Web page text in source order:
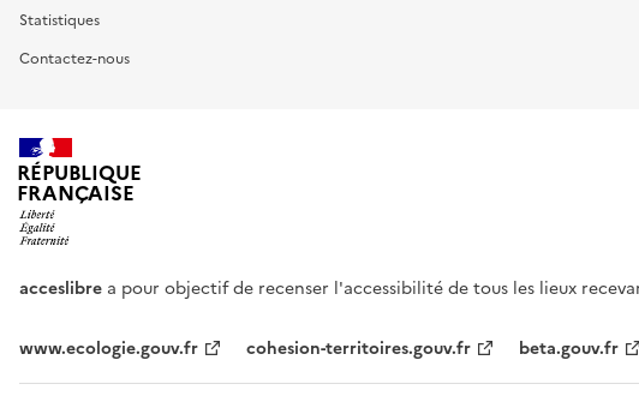
Statistiques
Contactez-nous
RÉPUBLIQUE
FRANÇAISE
acceslibre a pour objectif de recenser l'accessibilité de tous les lieux
www.ecologie.gouv.fr cohesion-territoires.gouv.fr beta.gouv.fr